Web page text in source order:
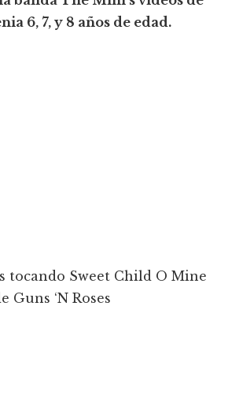
6, 7, y 8 años de edad.
tocando Sweet Child O Mine
Guns ‘N Roses